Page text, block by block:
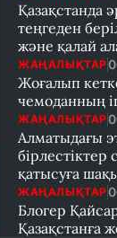
Қазақстанда
теңгеден
және қалай
ЖАҢАЛЫҚТАР
Жоғалып
чемоданның
ЖАҢАЛЫҚТАР
Алматыдағы
бірлестіктер
қатысуға
ЖАҢАЛЫҚТАР
Блогер
Қазақстанға